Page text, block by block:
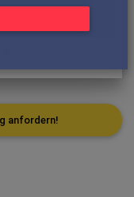
anfordern!